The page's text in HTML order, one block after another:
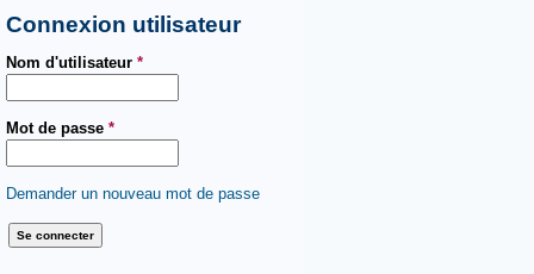
Connexion utilisateur
Nom d'utilisateur *
Mot de passe *
Demander un nouveau mot de passe